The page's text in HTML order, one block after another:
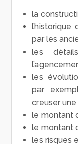
la
par les
les
les
par
creuser
le montant
le montant
les risques